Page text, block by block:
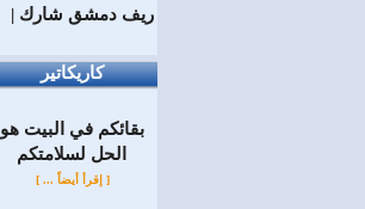
ريف دمشق شارك |
كاريكاتير
بقائكم في البيت هو
الحل لسلامتكم
[ إقرأ أيضاً ... ]